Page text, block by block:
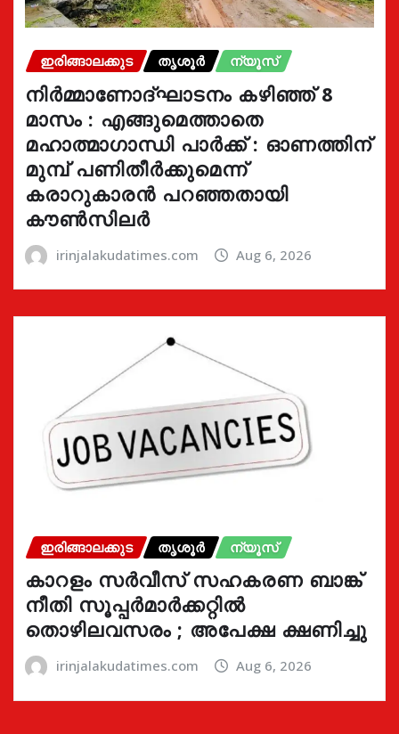
ഇരിങ്ങാലക്കുട തൃശൂർ ന്യൂസ്
നിർമ്മാണോദ്ഘാടനം കഴിഞ്ഞ് 8
മാസം : എങ്ങുമെത്താതെ
മഹാത്മാഗാന്ധി പാർക്ക് : ഓണത്തിന്
മുമ്പ് പണിതീർക്കുമെന്ന്
കരാറുകാരൻ പറഞ്ഞതായി
കൗൺസിലർ
irinjalakudatimes.com Aug 6, 2026
ഇരിങ്ങാലക്കുട തൃശൂർ ന്യൂസ്
കാറളം സർവീസ് സഹകരണ ബാങ്ക്
നീതി സൂപ്പർമാർക്കറ്റിൽ
തൊഴിലവസരം ; അപേക്ഷ ക്ഷണിച്ചു
irinjalakudatimes.com Aug 6, 2026